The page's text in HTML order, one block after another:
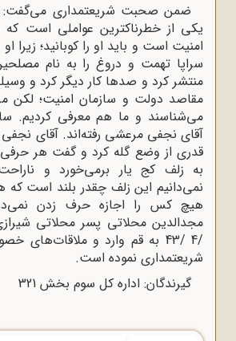
ضمن صحبت شریعتمداری
یکی از خطرناکترین عواملی است که
امنیت است و باید او را کوبانید؛ زیرا
سراپا تهمت و دروغ را به نام
منتشر کرد و صدها کار دیگر کرد و
مقاصد دولت و سازمان امنیت؛ لکن
آقای نجفی مرعشی رفته‌اند. آقای
قدری از وضع گله کرد و گفت هر
به زلف کج یار برمی‌خورد و
نمی‌دانیم این زلف چقدر بلند است که
هیچ کس را اجازه حرف زدن
/4 /43 به قم وارد و
شریعتمداری نموده است.
گیرندگان: اداره کل سوم بخش 321